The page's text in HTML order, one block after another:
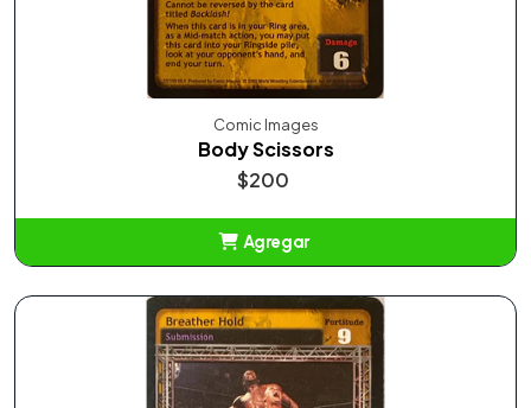
Comic Images
Body Scissors
$200
Agregar